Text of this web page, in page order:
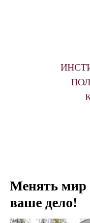
Менять мир
ваше дело!